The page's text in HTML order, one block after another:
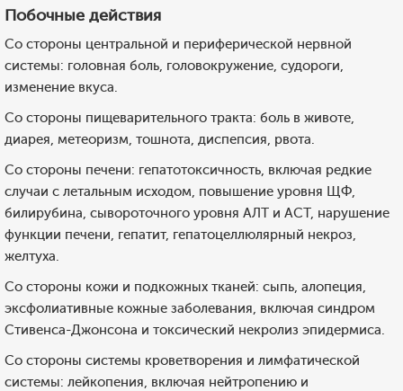
Побочные действия
Со стороны центральной и периферической нервной
системы: головная боль, головокружение, судороги,
изменение вкуса.
Со стороны пищеварительного тракта: боль в животе,
диарея, метеоризм, тошнота, диспепсия, рвота.
Со стороны печени: гепатотоксичность, включая редкие
случаи с летальным исходом, повышение уровня ЩФ,
билирубина, сывороточного уровня АЛТ и АСТ, нарушение
функции печени, гепатит, гепатоцеллюлярный некроз,
желтуха.
Со стороны кожи и подкожных тканей: сыпь, алопеция,
эксфолиативные кожные заболевания, включая синдром
Стивенса-Джонсона и токсический некролиз эпидермиса.
Со стороны системы кроветворения и лимфатической
системы: лейкопения, включая нейтропению и